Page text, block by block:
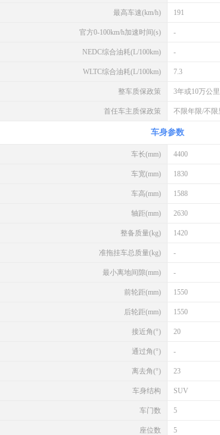
最高车速(km/h) 191
官方0-100km/h加速时间(s) -
NEDC综合油耗(L/100km) -
WLTC综合油耗(L/100km) 7.3
整车质保政策 3年或10万公里
首任车主质保政策 不限年限/不
车身参数
车长(mm) 4400
车宽(mm) 1830
车高(mm) 1588
轴距(mm) 2630
整备质量(kg) 1420
准拖挂车总质量(kg) -
最小离地间隙(mm) -
前轮距(mm) 1550
后轮距(mm) 1550
接近角(°) 20
通过角(°) -
离去角(°) 23
车身结构 SUV
车门数 5
座位数 5